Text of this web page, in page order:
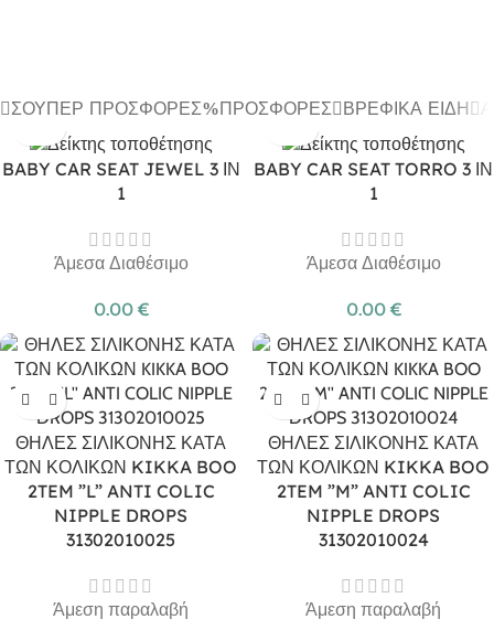
ΣΟΎΠΕΡ ΠΡΟΣΦΟΡΈΣ ΠΡΟΣΦΟΡΈΣ ΒΡΕΦΙΚΆ ΕΊΔΗ
BABY CAR SEAT JEWEL 3 ΙΝ
1
Άμεσα Διαθέσιμο
0.00 €
BABY CAR SEAT TORRO 3 ΙΝ
1
Άμεσα Διαθέσιμο
0.00 €
ΘΗΛΕΣ ΣΙΛΙΚΟΝΗΣ ΚΑΤΑ
ΤΩΝ ΚΟΛΙΚΩΝ KIKKA BOO
2TEM ”L” ANTI COLIC
NIPPLE DROPS
31302010025
Άμεση παραλαβή
ΘΗΛΕΣ ΣΙΛΙΚΟΝΗΣ ΚΑΤΑ
ΤΩΝ ΚΟΛΙΚΩΝ KIKKA BOO
2TEM ”M” ANTI COLIC
NIPPLE DROPS
31302010024
Άμεση παραλαβή